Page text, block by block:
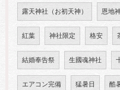
露天神社（お初天神） 恩地
紅葉 神社限定 格安
結婚奉告祭 生國魂神社
エアコン完備 猛暑日 酷